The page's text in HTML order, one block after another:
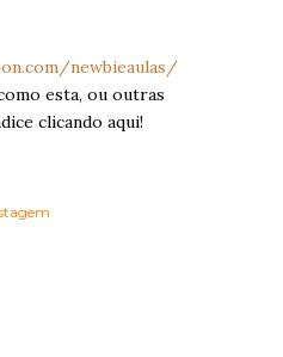
newbieaulas/
esta, ou outras
clicando aqui!